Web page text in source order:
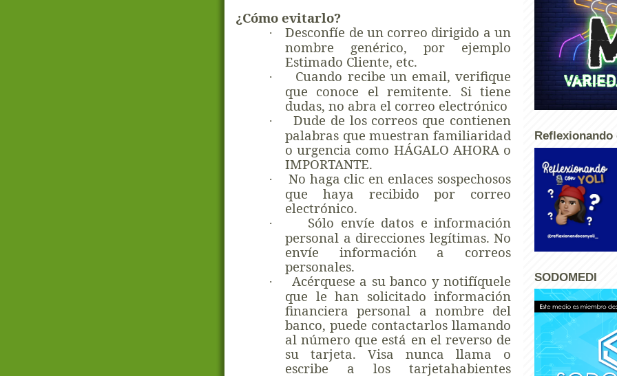
¿Cómo evitarlo?
·
Desconfíe de un correo dirigido a un
nombre genérico, por ejemplo
Estimado Cliente, etc.
·
Cuando recibe un email, verifique
que conoce el remitente. Si tiene
dudas, no abra el correo electrónico
·
Dude de los correos que contienen
palabras que muestran familiaridad
o urgencia como HÁGALO AHORA o
IMPORTANTE.
·
No haga clic en enlaces sospechosos
que haya recibido por correo
electrónico.
·
Sólo envíe datos e información
personal a direcciones legítimas. No
envíe información a correos
personales.
·
Acérquese a su banco y notifíquele
que le han solicitado información
financiera personal a nombre del
banco, puede contactarlos llamando
al número que está en el reverso de
su tarjeta. Visa nunca llama o
escribe a los tarjetahabientes
Reflexionando
SODOMEDI